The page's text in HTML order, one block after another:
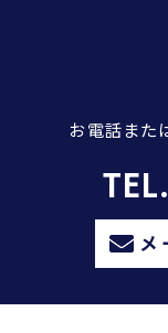
お電話また
メ